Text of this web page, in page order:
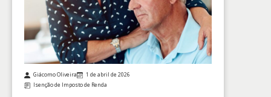
Giácomo Oliveira
1 de abril de 2026
Isenção de Imposto de Renda